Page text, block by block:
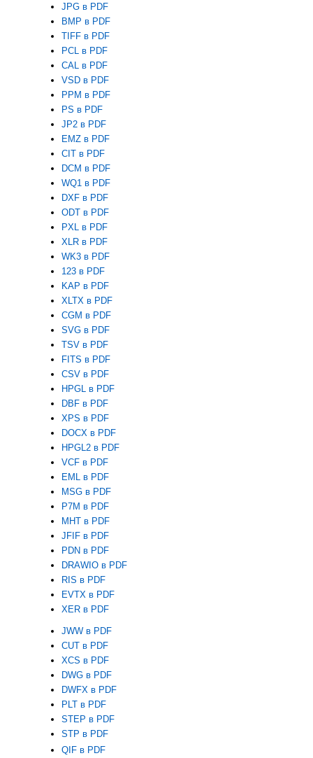
JPG в PDF
BMP в PDF
TIFF в PDF
PCL в PDF
CAL в PDF
VSD в PDF
PPM в PDF
PS в PDF
JP2 в PDF
EMZ в PDF
CIT в PDF
DCM в PDF
WQ1 в PDF
DXF в PDF
ODT в PDF
PXL в PDF
XLR в PDF
WK3 в PDF
123 в PDF
KAP в PDF
XLTX в PDF
CGM в PDF
SVG в PDF
TSV в PDF
FITS в PDF
CSV в PDF
HPGL в PDF
DBF в PDF
XPS в PDF
DOCX в PDF
HPGL2 в PDF
VCF в PDF
EML в PDF
MSG в PDF
P7M в PDF
MHT в PDF
JFIF в PDF
PDN в PDF
DRAWIO в PDF
RIS в PDF
EVTX в PDF
XER в PDF
JWW в PDF
CUT в PDF
XCS в PDF
DWG в PDF
DWFX в PDF
PLT в PDF
STEP в PDF
STP в PDF
QIF в PDF